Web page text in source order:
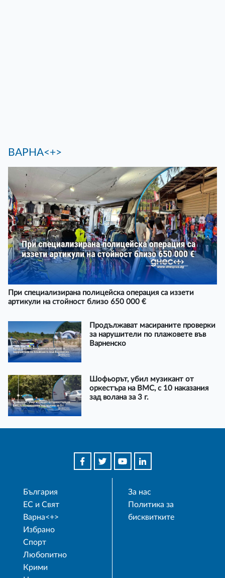
ВАРНА<+>
При специализирана полицейска операция са иззети
артикули на стойност близо 650 000 €
Продължават масираните проверки
за нарушители по плажовете във
Варненско
Шофьорът, убил музикант от
оркестъра на ВМС, с 10 наказания
зад волана за 3 г.
България
ЕС и Свят
Варна<+>
Избрано
Спорт
Любопитно
Крими
За нас
Политика за
бисквитките